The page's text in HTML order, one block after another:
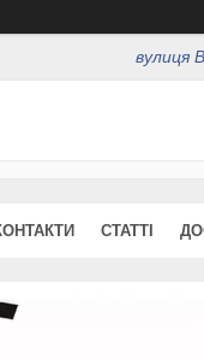
вулиця
СТАТТІ